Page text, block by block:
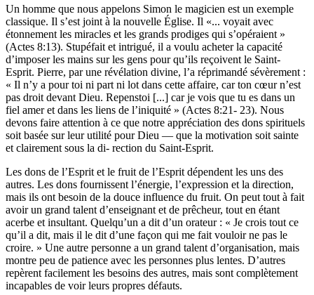
Un homme que nous appelons Simon le magicien est un exemple
classique. Il s’est joint à la nouvelle Église. Il «... voyait avec
étonnement les miracles et les grands prodiges qui s’opéraient »
(Actes 8:13). Stupéfait et intrigué, il a voulu acheter la capacité
d’imposer les mains sur les gens pour qu’ils reçoivent le Saint-
Esprit. Pierre, par une révélation divine, l’a réprimandé sévèrement :
« Il n’y a pour toi ni part ni lot dans cette affaire, car ton cœur n’est
pas droit devant Dieu. Repenstoi [...] car je vois que tu es dans un
fiel amer et dans les liens de l’iniquité » (Actes 8:21- 23). Nous
devons faire attention à ce que notre appréciation des dons spirituels
soit basée sur leur utilité pour Dieu — que la motivation soit sainte
et clairement sous la di- rection du Saint-Esprit.
Les dons de l’Esprit et le fruit de l’Esprit dépendent les uns des
autres. Les dons fournissent l’énergie, l’expression et la direction,
mais ils ont besoin de la douce influence du fruit. On peut tout à fait
avoir un grand talent d’enseignant et de prêcheur, tout en étant
acerbe et insultant. Quelqu’un a dit d’un orateur : « Je crois tout ce
qu’il a dit, mais il le dit d’une façon qui me fait vouloir ne pas le
croire. » Une autre personne a un grand talent d’organisation, mais
montre peu de patience avec les personnes plus lentes. D’autres
repèrent facilement les besoins des autres, mais sont complètement
incapables de voir leurs propres défauts.